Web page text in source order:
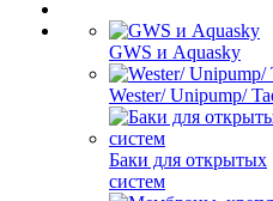
GWS и Aquasky
Wester/ Unipump/
Баки для открытых
систем